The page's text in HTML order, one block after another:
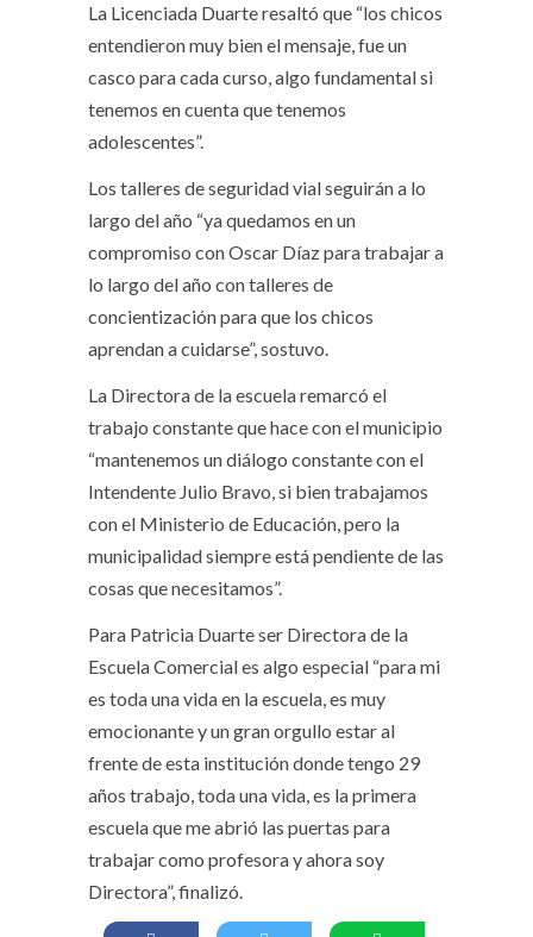
La Licenciada Duarte resaltó que “los chicos
entendieron muy bien el mensaje, fue un
casco para cada curso, algo fundamental si
tenemos en cuenta que tenemos
adolescentes”.
Los talleres de seguridad vial seguirán a lo
largo del año “ya quedamos en un
compromiso con Oscar Díaz para trabajar a
lo largo del año con talleres de
concientización para que los chicos
aprendan a cuidarse”, sostuvo.
La Directora de la escuela remarcó el
trabajo constante que hace con el municipio
“mantenemos un diálogo constante con el
Intendente Julio Bravo, si bien trabajamos
con el Ministerio de Educación, pero la
municipalidad siempre está pendiente de las
cosas que necesitamos”.
Para Patricia Duarte ser Directora de la
Escuela Comercial es algo especial “para mi
es toda una vida en la escuela, es muy
emocionante y un gran orgullo estar al
frente de esta institución donde tengo 29
años trabajo, toda una vida, es la primera
escuela que me abrió las puertas para
trabajar como profesora y ahora soy
Directora”, finalizó.